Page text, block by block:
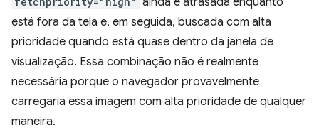
está fora da tela e, em seguida, buscada com alta
prioridade quando está quase dentro da janela de
visualização. Essa combinação não é realmente
necessária porque o navegador provavelmente
carregaria essa imagem com alta prioridade de qualquer
maneira.